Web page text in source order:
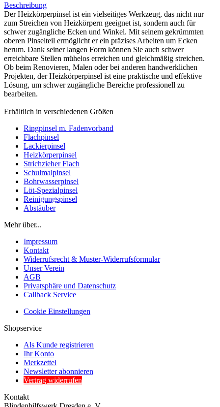
Beschreibung
Der Heizkörperpinsel ist ein vielseitiges Werkzeug, das nicht nur
zum Streichen von Heizkörpern geeignet ist, sondern auch für
schwer zugängliche Ecken und Winkel. Mit seinem gekrümmten
oberen Pinselteil ermöglicht er ein präzises Arbeiten um Ecken
herum. Dank seiner langen Form können Sie auch schwer
erreichbare Stellen mühelos erreichen und gleichmäßig streichen.
Ob beim Renovieren, Malen oder bei anderen handwerklichen
Projekten, der Heizkörperpinsel ist eine praktische und effektive
Lösung, um schwer zugängliche Bereiche professionell zu
bearbeiten.
Erhältlich in verschiedenen Größen
Ringpinsel m. Fadenvorband
Flachpinsel
Lackierpinsel
Heizkörperpinsel
Strichzieher Flach
Schulmalpinsel
Bohrwasserpinsel
Löt-Spezialpinsel
Reinigungspinsel
Abstäuber
Mehr über...
Impressum
Kontakt
Widerrufsrecht & Muster-Widerrufsformular
Unser Verein
AGB
Privatsphäre und Datenschutz
Callback Service
Cookie Einstellungen
Shopservice
Als Kunde registrieren
Ihr Konto
Merkzettel
Newsletter abonnieren
Vertrag widerrufen
Kontakt